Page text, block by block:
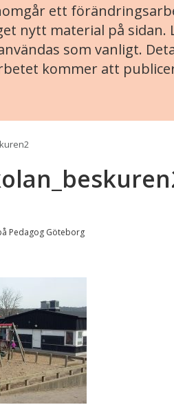
ett
nytt material på
som vanligt.
kommer att
Pedagog Göteborg